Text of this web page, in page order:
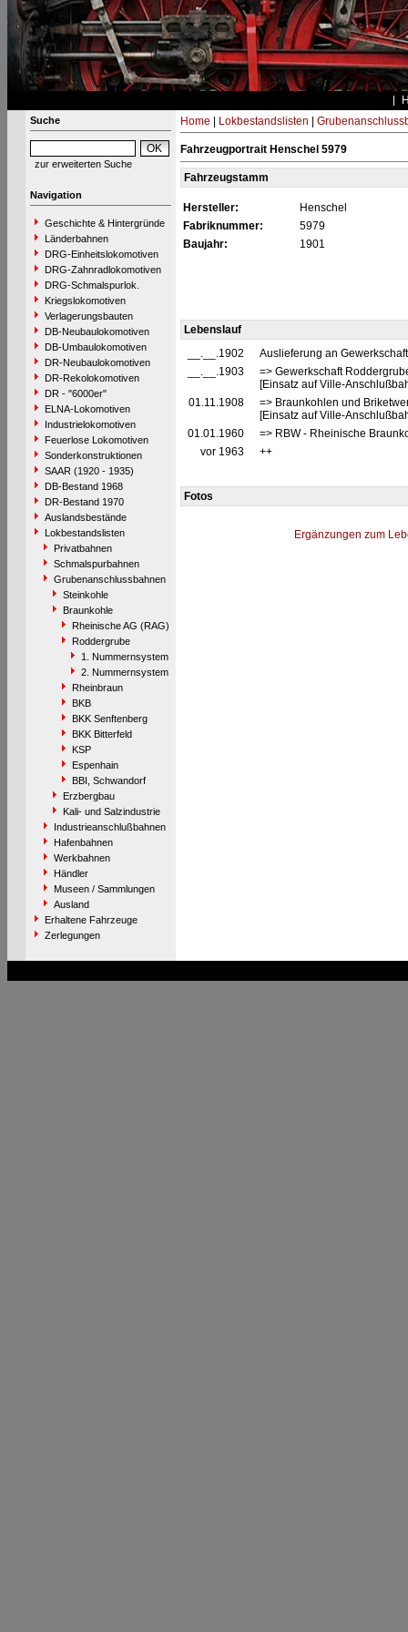
Suche
zur erweiterten Suche
Navigation
Geschichte & Hintergründe
Länderbahnen
DRG-Einheitslokomotiven
DRG-Zahnradlokomotiven
DRG-Schmalspurlok.
Kriegslokomotiven
Verlagerungsbauten
DB-Neubaulokomotiven
DB-Umbaulokomotiven
DR-Neubaulokomotiven
DR-Rekolokomotiven
DR - "6000er"
ELNA-Lokomotiven
Industrielokomotiven
Feuerlose Lokomotiven
Sonderkonstruktionen
SAAR (1920 - 1935)
DB-Bestand 1968
DR-Bestand 1970
Auslandsbestände
Lokbestandslisten
Privatbahnen
Schmalspurbahnen
Grubenanschlussbahnen
Steinkohle
Braunkohle
Rheinische AG (RAG)
Roddergrube
1. Nummernsystem
2. Nummernsystem
Rheinbraun
BKB
BKK Senftenberg
BKK Bitterfeld
KSP
Espenhain
BBI, Schwandorf
Erzbergbau
Kali- und Salzindustrie
Industrieanschlußbahnen
Hafenbahnen
Werkbahnen
Händler
Museen / Sammlungen
Ausland
Erhaltene Fahrzeuge
Zerlegungen
Home Lokbestandslisten
Fahrzeugportrait Henschel 5979
Fahrzeugstamm
Hersteller:
Henschel
Fabriknummer:
5979
Baujahr:
1901
Lebenslauf
__.__.1902
Auslieferung an
__.__.1903
=> Gewerkschaft
[Einsatz auf Ville-
01.11.1908
=> Braunkohlen und
[Einsatz auf Ville-
01.01.1960
=> RBW - Rheinische
vor 1963
++
Fotos
Ergänzungen zum